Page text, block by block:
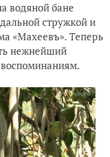
водяной бане
стружкой и
«Махеевъ». Теперь
нежнейший